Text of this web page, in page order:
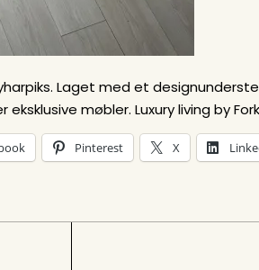
Laget med et
eksklusive møbler. Luxury living by
Pinterest X